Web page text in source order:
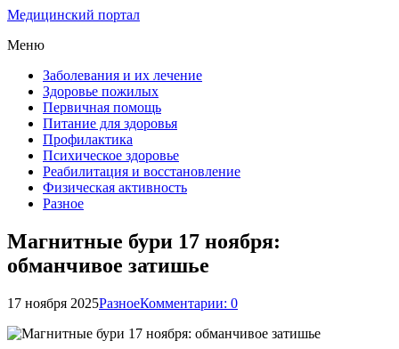
Медицинский портал
Меню
Заболевания и их лечение
Здоровье пожилых
Первичная помощь
Питание для здоровья
Профилактика
Психическое здоровье
Реабилитация и восстановление
Физическая активность
Разное
Магнитные бури 17 ноября:
обманчивое затишье
17 ноября 2025РазноеКомментарии: 0